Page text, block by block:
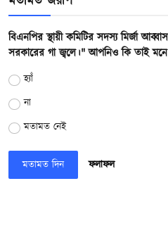
বিএনপির স্থায়ী কমিটির সদস্য মির্জা
সরকারের গা জ্বলে।" আপনিও কি তাই
হ্যাঁ
না
মতামত নেই
মতামত দিন ফলাফল